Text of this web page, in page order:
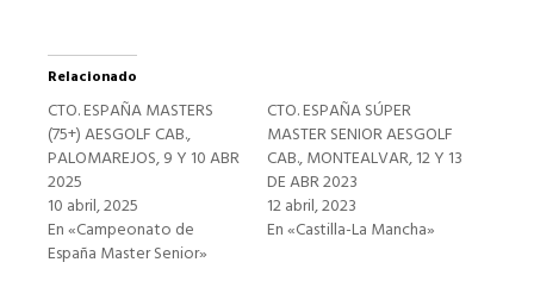
Relacionado
CTO. ESPAÑA MASTERS
(75+) AESGOLF CAB.,
PALOMAREJOS, 9 Y 10 ABR
2025
10 abril, 2025
En «Campeonato de
España Master Senior»
CTO. ESPAÑA SÚPER
MASTER SENIOR AESGOLF
CAB., MONTEALVAR, 12 Y 13
DE ABR 2023
12 abril, 2023
En «Castilla-La Mancha»